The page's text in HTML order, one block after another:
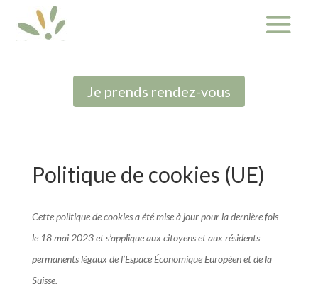
Je prends rendez-vous
Politique de cookies (UE)
Cette politique de cookies a été mise à jour pour la dernière fois
le 18 mai 2023 et s’applique aux citoyens et aux résidents
permanents légaux de l’Espace Économique Européen et de la
Suisse.